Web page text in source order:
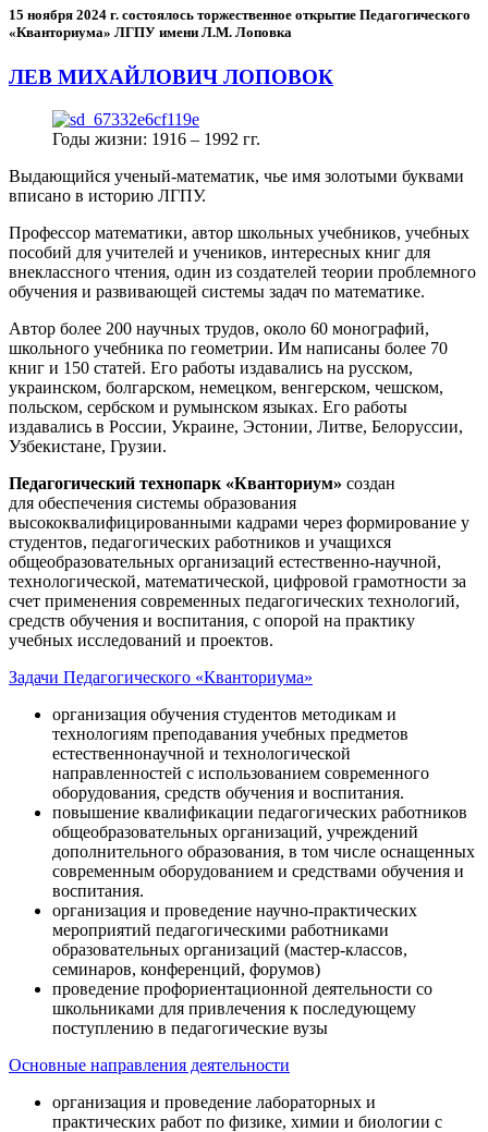
15 ноября 2024 г. состоялось торжественное открытие Педагогического
«Кванториума» ЛГПУ имени Л.М. Лоповка
ЛЕВ МИХАЙЛОВИЧ ЛОПОВОК
Годы жизни: 1916 – 1992 гг.
Выдающийся ученый-математик, чье имя золотыми буквами
вписано в историю ЛГПУ.
Профессор математики, автор школьных учебников, учебных
пособий для учителей и учеников, интересных книг для
внеклассного чтения, один из создателей теории проблемного
обучения и развивающей системы задач по математике.
Автор более 200 научных трудов, около 60 монографий,
школьного учебника по геометрии. Им написаны более 70
книг и 150 статей. Его работы издавались на русском,
украинском, болгарском, немецком, венгерском, чешском,
польском, сербском и румынском языках. Его работы
издавались в России, Украине, Эстонии, Литве, Белоруссии,
Узбекистане, Грузии.
Педагогический технопарк «Кванториум» создан
для обеспечения системы образования
высококвалифицированными кадрами через формирование у
студентов, педагогических работников и учащихся
общеобразовательных организаций естественно-научной,
технологической, математической, цифровой грамотности за
счет применения современных педагогических технологий,
средств обучения и воспитания, с опорой на практику
учебных исследований и проектов.
Задачи Педагогического «Кванториума»
организация обучения студентов методикам и
технологиям преподавания учебных предметов
естественнонаучной и технологической
направленностей с использованием современного
оборудования, средств обучения и воспитания.
повышение квалификации педагогических работников
общеобразовательных организаций, учреждений
дополнительного образования, в том числе оснащенных
современным оборудованием и средствами обучения и
воспитания.
организация и проведение научно-практических
мероприятий педагогическими работниками
образовательных организаций (мастер-классов,
семинаров, конференций, форумов)
проведение профориентационной деятельности со
школьниками для привлечения к последующему
поступлению в педагогические вузы
Основные направления деятельности
организация и проведение лабораторных и
практических работ по физике, химии и биологии с